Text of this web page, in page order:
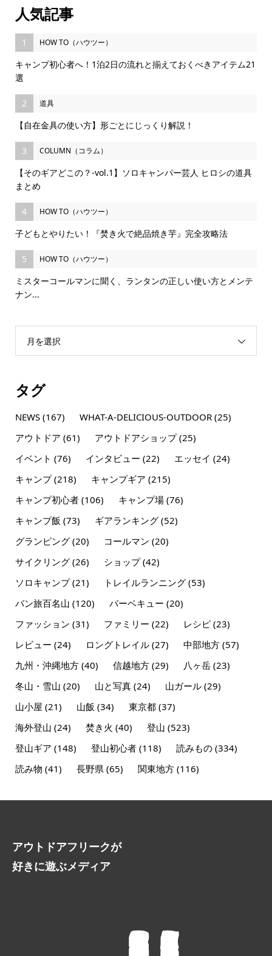
人気記事
1 HOW TO（ハウツー）
キャンプ初心者へ！1泊2日の流れと揃えておくべきアイテム21
選
2 道具
【自在金具の使い方】形ごとにじっくり解説！
3 COLUMN（コラム）
【そのギアどこの？-vol.1】ソロキャンパー芸人 ヒロシの道具
まとめ
4 HOW TO（ハウツー）
子どもとやりたい！『焚き火で絶品焼き芋』完全攻略法
5 HOW TO（ハウツー）
ミスターコールマンに聞く、ランタンの正しい使い方とメンテ
ナン...
月を選択
タグ
NEWS(167) WHAT-A-DELICIOUS-OUTDOOR(25)
アウトドア (61) アウトドアショップ(25)
イベント (76) インタビュー (22) エッセイ (24)
キャンプ(218) キャンプギア (215)
キャンプ初心者(106) キャンプ場(76)
キャンプ飯 (73) ギアランキング(52)
グランピング(20) コールマン (20)
サイクリング(26) ショップ(42)
ソロキャンプ(21) トレイルランニング(53)
バン旅百名山 (120) バーベキュー (20)
ファッション (31) ファミリー (22) レシピ(23)
レビュー (24) ロングトレイル(27) 中部地方(57)
九州・沖縄地方(40) 信越地方(29) 八ヶ岳(23)
冬山・雪山 (20) 山と写真(24) 山ガール(29)
山小屋 (21) 山飯 (34) 東京都(37)
海外登山 (24) 焚き火 (40) 登山 (523)
登山ギア (148) 登山初心者(118) 読みもの(334)
読み物 (41) 長野県 (65) 関東地方(116)
アウトドアフリークが
好きに遊ぶメディア